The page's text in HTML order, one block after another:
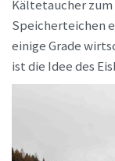
Kältetaucher zum
Speicherteichen
einige Grade
ist die Idee des